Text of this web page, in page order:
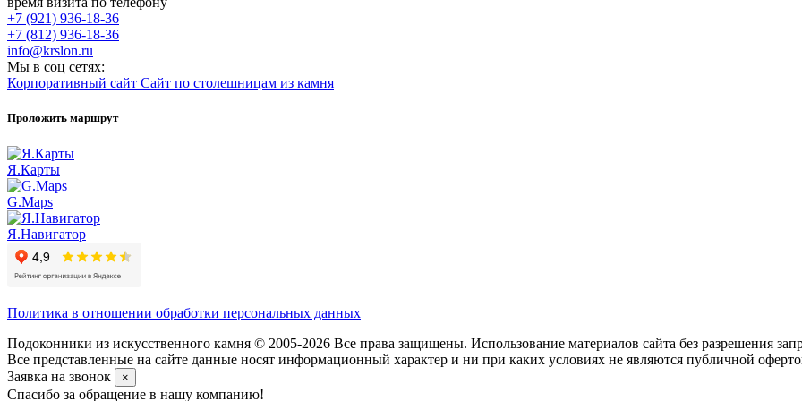
+7 (921) 936-18-36
+7 (812) 936-18-36
info@krslon.ru
Мы в соц сетях:
Корпоративный сайт Сайт по столешницам из камня
Проложить маршрут
Я.Карты
G.Maps
Я.Навигатор
Политика в отношении обработки персональных данных
Подоконники из искусственного камня © 2005-2026 Все права защищены. Использование материалов сайта без разрешения
Все представленные на сайте данные носят информационный характер и ни при каких условиях не являются публичной
Заявка на звонок
×
Спасибо за обращение в нашу компанию!